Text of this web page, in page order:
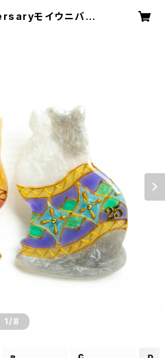
モイウニバッ
1/8